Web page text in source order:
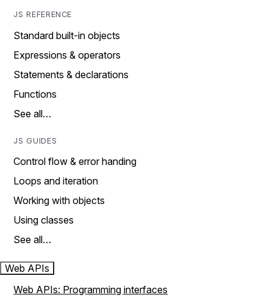
JS REFERENCE
Standard built-in objects
Expressions & operators
Statements & declarations
Functions
See all…
JS GUIDES
Control flow & error handing
Loops and iteration
Working with objects
Using classes
See all…
Web APIs
Web APIs: Programming interfaces